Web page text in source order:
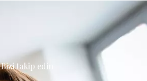
Bizi takip edin